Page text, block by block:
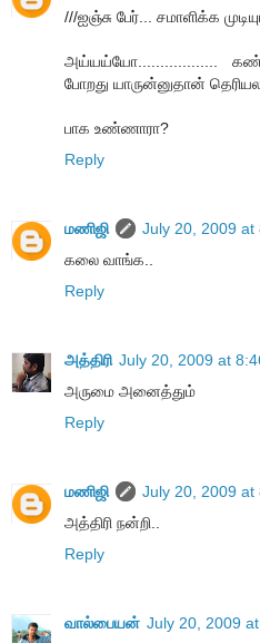
///ஐஞ்சு பேர்... சமாளிக்க
அய்யய்யோ..................
போறது யாருன்னுதான்
பாக உண்ணாரா?
Reply
மணிஜி
July 20, 2009 at
கலை வாங்க..
Reply
அத்திரி July 20, 2009 at
அருமை அனைத்தும்
Reply
மணிஜி
July 20, 2009 at
அத்திரி நன்றி..
Reply
வால்பையன் July 20, 2009